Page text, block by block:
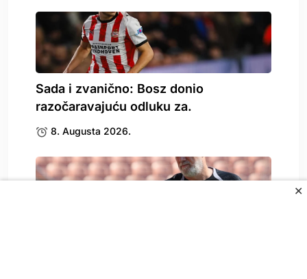
✕
Sada i zvanično: Bosz donio
razočaravajuću odluku za.
8. Augusta 2026.